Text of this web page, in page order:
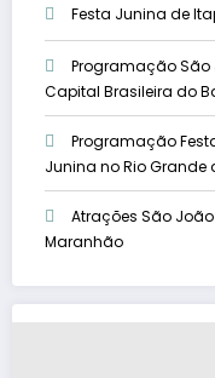
Festa Junina de
Programação São
Capital Brasileira do
Programação
Junina no Rio Grande
Atrações São
Maranhão